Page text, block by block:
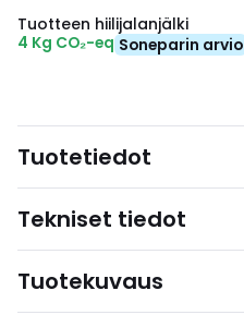
Tuotteen hiilijalanjälki
4 Kg CO₂-eq Soneparin arvio
Tuotetiedot
Tekniset tiedot
Tuotekuvaus